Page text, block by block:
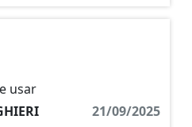
usar
21/09/2025